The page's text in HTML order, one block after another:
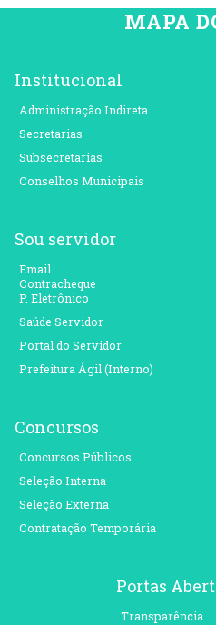
MAPA
Institucional
Administração Indireta
Secretarias
Subsecretarias
Conselhos Municipais
Sou servidor
Email
Contracheque
P. Eletrônico
Saúde Servidor
Portal do Servidor
Prefeitura Ágil (Interno)
Concursos
Concursos Públicos
Seleção Interna
Seleção Externa
Contratação Temporária
Portas
Transparência